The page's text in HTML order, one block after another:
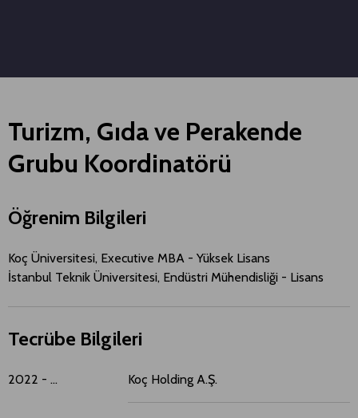
Turizm, Gıda ve Perakende
Grubu Koordinatörü
Öğrenim Bilgileri
Koç Üniversitesi, Executive MBA - Yüksek Lisans
İstanbul Teknik Üniversitesi, Endüstri Mühendisliği - Lisans
Tecrübe Bilgileri
2022 - ... Koç Holding A.Ş.​​​